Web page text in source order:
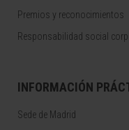
Premios y reconocimientos
Responsabilidad social
INFORMACIÓN
Sede de Madrid